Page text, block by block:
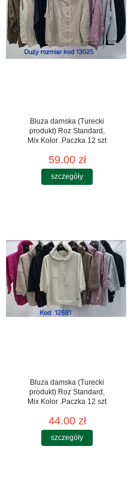
Bluza damska (Turecki
produkt) Roz Standard,
Mix Kolor .Paczka 12 szt
59.00 zł
szczegóły
Bluza damska (Turecki
produkt) Roz Standard,
Mix Kolor .Paczka 12 szt
44.00 zł
szczegóły